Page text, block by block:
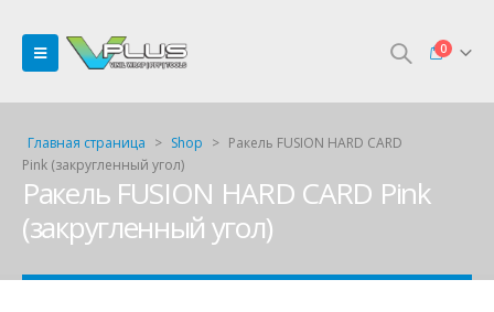
0
Главная страница > Shop > Ракель FUSION HARD CARD
Pink (закругленный угол)
Ракель FUSION HARD CARD Pink
(закругленный угол)